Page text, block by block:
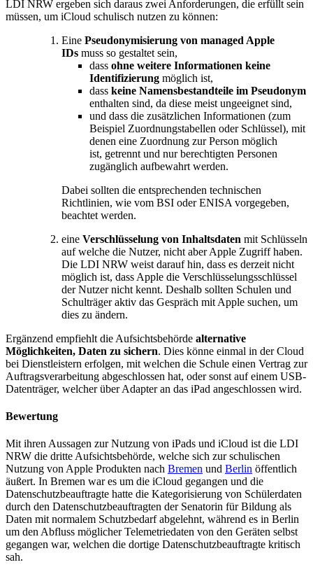
LDI NRW ergeben sich daraus zwei Anforderungen, die erfüllt sein
müssen, um iCloud schulisch nutzen zu können:
Eine Pseudonymisierung von managed Apple
IDs muss so gestaltet sein,
dass ohne weitere Informationen keine
Identifizierung möglich ist,
dass keine Namensbestandteile im Pseudonym
enthalten sind, da diese meist ungeeignet sind,
und dass die zusätzlichen Informationen (zum
Beispiel Zuordnungstabellen oder Schlüssel), mit
denen eine Zuordnung zur Person möglich
ist, getrennt und nur berechtigten Personen
zugänglich aufbewahrt werden.
Dabei sollten die entsprechenden technischen
Richtlinien, wie vom BSI oder ENISA vorgegeben,
beachtet werden.
eine Verschlüsselung von Inhaltsdaten mit Schlüsseln
auf welche die Nutzer, nicht aber Apple Zugriff haben.
Die LDI NRW weist darauf hin, dass es derzeit nicht
möglich ist, dass Apple die Verschlüsselungsschlüssel
der Nutzer nicht kennt. Deshalb sollten Schulen und
Schulträger aktiv das Gespräch mit Apple suchen, um
dies zu ändern.
Ergänzend empfiehlt die Aufsichtsbehörde alternative
Möglichkeiten, Daten zu sichern. Dies könne einmal in der Cloud
bei Dienstleistern erfolgen, mit welchen die Schule einen Vertrag zur
Auftragsverarbeitung abgeschlossen hat, oder sonst auf einem USB-
Datenträger, welcher über Adapter an das iPad angeschlossen wird.
Bewertung
Mit ihren Aussagen zur Nutzung von iPads und iCloud ist die LDI
NRW die dritte Aufsichtsbehörde, welche sich zur schulischen
Nutzung von Apple Produkten nach Bremen und Berlin öffentlich
äußert. In Bremen war es um die iCloud gegangen und die
Datenschutzbeauftragte hatte die Kategorisierung von Schülerdaten
durch den Datenschutzbeauftragten der Senatorin für Bildung als
Daten mit normalem Schutzbedarf abgelehnt, während es in Berlin
um den Abfluss möglicher Telemetriedaten von den Geräten selbst
gegangen war, welchen die dortige Datenschutzbeauftragte kritisch
sah.